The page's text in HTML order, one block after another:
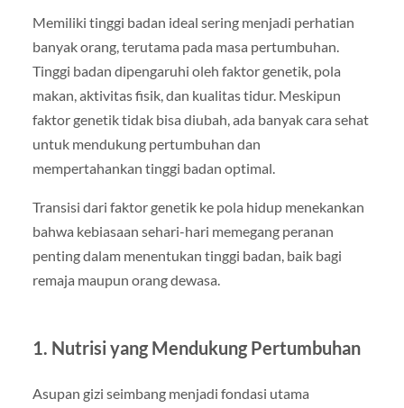
Memiliki tinggi badan ideal sering menjadi perhatian
banyak orang, terutama pada masa pertumbuhan.
Tinggi badan dipengaruhi oleh faktor genetik, pola
makan, aktivitas fisik, dan kualitas tidur. Meskipun
faktor genetik tidak bisa diubah, ada banyak cara sehat
untuk mendukung pertumbuhan dan
mempertahankan tinggi badan optimal.
Transisi dari faktor genetik ke pola hidup menekankan
bahwa kebiasaan sehari-hari memegang peranan
penting dalam menentukan tinggi badan, baik bagi
remaja maupun orang dewasa.
1. Nutrisi yang Mendukung Pertumbuhan
Asupan gizi seimbang menjadi fondasi utama